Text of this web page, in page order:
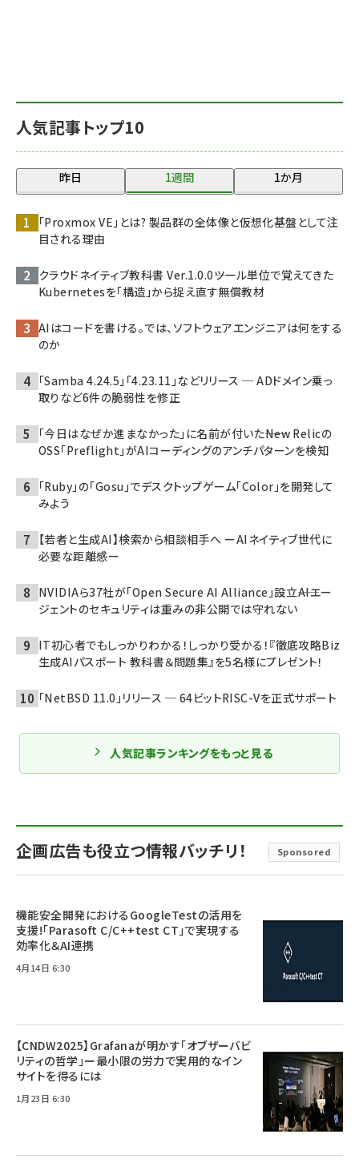
企画広告も役立つ情報バッチリ！ Sponsored
機能安全開発におけるGoogleTestの活用を
支援!「Parasoft C/C++test CT」で実現する
効率化＆AI連携
4月14日 6:30
【CNDW2025】Grafanaが明かす「オブザーバビ
リティの哲学」ー最小限の労力で実用的なイン
サイトを得るには
1月23日 6:30
人気記事トップ10
昨日 1週間 1か月
「Proxmox VE」とは? 製品群の全体像と仮想化基盤として注
目される理由
クラウドネイティブ教科書 Ver.1.0.0――ツール単位で覚えてきた
Kubernetesを「構造」から捉え直す無償教材
AIはコードを書ける。では、ソフトウェアエンジニアは何をする
のか
「Samba 4.24.5」「4.23.11」などリリース ─ ADドメイン乗っ
取りなど6件の脆弱性を修正
「今日はなぜか進まなかった」に名前が付いた――New Relicの
OSS「Preflight」がAIコーディングのアンチパターンを検知
「Ruby」の「Gosu」でデスクトップゲーム「Color」を開発して
みよう
【若者と生成AI】検索から相談相手へ ーAIネイティブ世代に
必要な距離感ー
NVIDIAら37社が「Open Secure AI Alliance」設立――AIエー
ジェントのセキュリティは重みの非公開では守れない
IT初心者でもしっかりわかる！しっかり受かる！『徹底攻略Biz
生成AIパスポート 教科書＆問題集』を5名様にプレゼント！
「NetBSD 11.0」リリース ─ 64ビットRISC-Vを正式サポート
人気記事ランキングをもっと見る